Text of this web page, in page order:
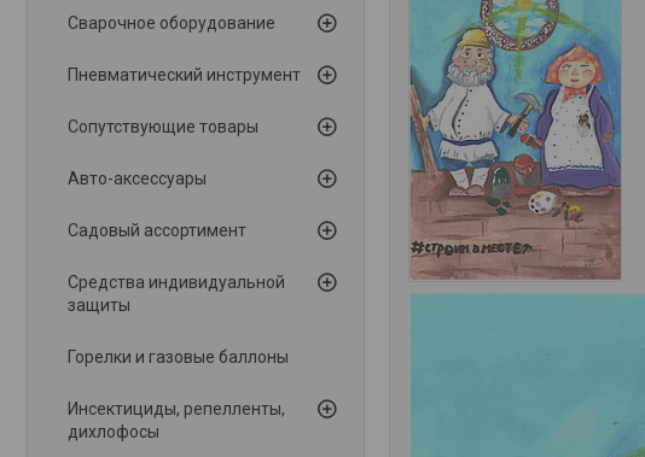
Сварочное оборудование
Пневматический инструмент
Сопутствующие товары
Авто-аксессуары
Садовый ассортимент
Средства индивидуальной
защиты
Горелки и газовые баллоны
Инсектициды, репелленты,
дихлофосы